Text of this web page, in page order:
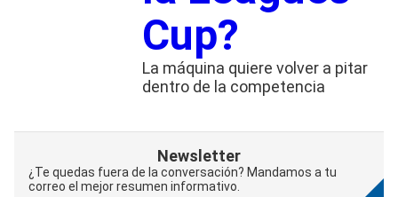
Cup?
La máquina quiere volver a pitar
dentro de la competencia
Newsletter
¿Te quedas fuera de la conversación? Mandamos a tu
correo el mejor resumen informativo.